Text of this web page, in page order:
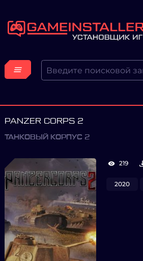
PANZER CORPS 2
ТАНКОВЫЙ КОРПУС 2
219
2020